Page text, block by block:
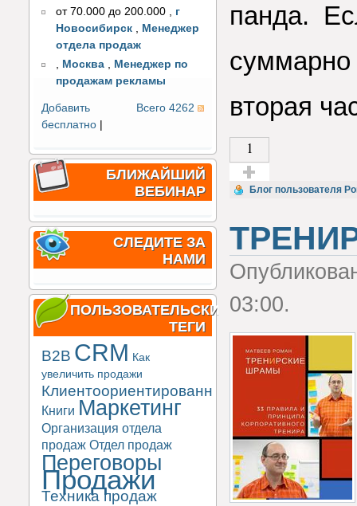
от 70.000 до 200.000 , г
Новосибирск , Менеджер
отдела продаж
, Москва , Менеджер по
продажам рекламы
Всего 4262
Добавить
бесплатно
БЛИЖАЙШИЙ
ВЕБИНАР
СЛЕДИТЕ ЗА
НАМИ
ПОЛЬЗОВАТЕЛЬСКИЕ
ТЕГИ
B2B CRM Как
увеличить продажи
Клиентоориентированность
Книги Маркетинг
Организация отдела
продаж Отдел продаж
Переговоры
Продажи
Техника продаж
панда.
вторая
1
Голос за!
Блог пользователя
03:00.